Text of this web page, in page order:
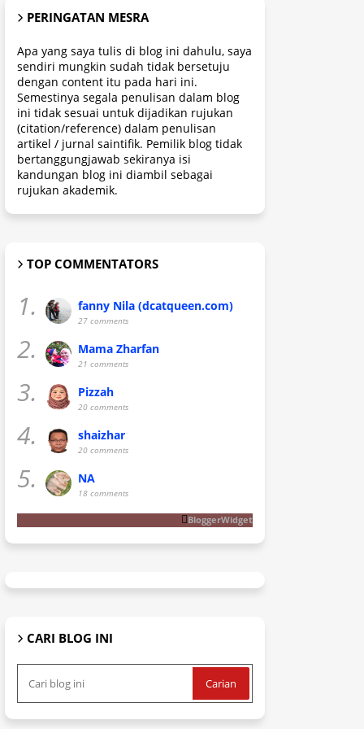
PERINGATAN MESRA
Apa yang saya tulis di blog ini dahulu, saya
sendiri mungkin sudah tidak bersetuju
dengan content itu pada hari ini.
Semestinya segala penulisan dalam blog
ini tidak sesuai untuk dijadikan rujukan
(citation/reference) dalam penulisan
artikel / jurnal saintifik. Pemilik blog tidak
bertanggungjawab sekiranya isi
kandungan blog ini diambil sebagai
rujukan akademik.
TOP COMMENTATORS
1. fanny Nila (dcatqueen.com)
27 comments
2. Mama Zharfan
21 comments
3. Pizzah
20 comments
4. shaizhar
20 comments
5. NA
18 comments
BloggerWidget
CARI BLOG INI